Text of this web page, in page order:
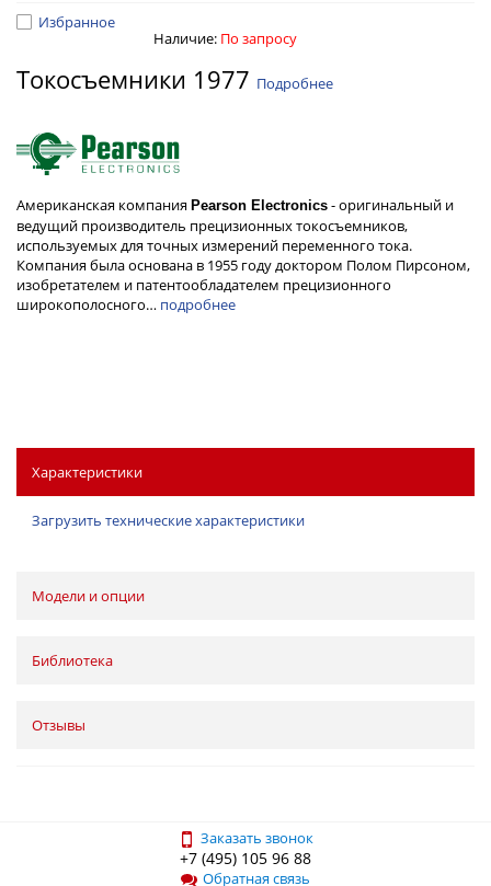
Избранное
Наличие: По запросу
Токосъемники 1977 Подробнее
Американская компания Pearson Electronics - оригинальный и
ведущий производитель прецизионных токосъемников,
используемых для точных измерений переменного тока.
Компания была основана в 1955 году доктором Полом Пирсоном,
изобретателем и патентообладателем прецизионного
широкополосного… подробнее
Характеристики
Загрузить технические характеристики
Модели и опции
Библиотека
Отзывы
Заказать звонок
+7 (495) 105 96 88
Обратная связь